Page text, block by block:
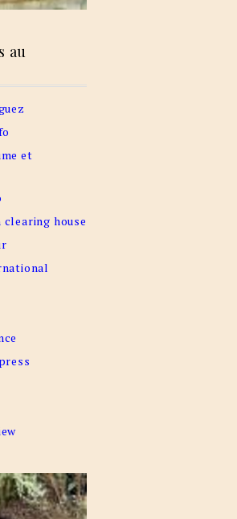
au
et
house